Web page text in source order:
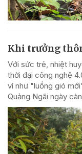
Khi trưởng
Với sức trẻ, nhiệt
thời đại công nghệ
ví như "luồng gió
Quảng Ngãi ngày